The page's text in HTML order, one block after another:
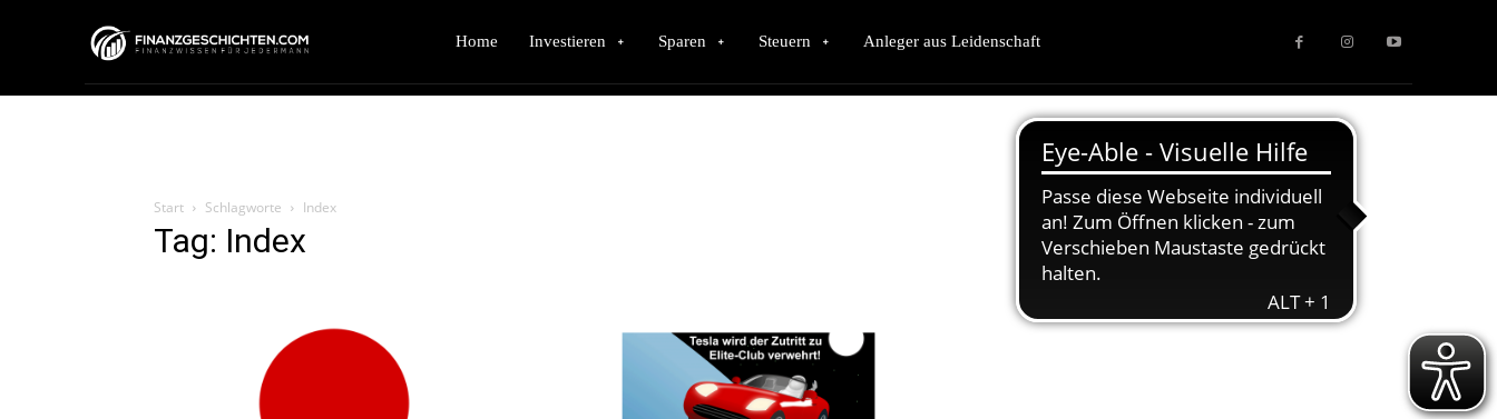
Home Investieren Sparen Steuern Anleger aus Leidenschaft
Start Schlagworte Index
Tag: Index